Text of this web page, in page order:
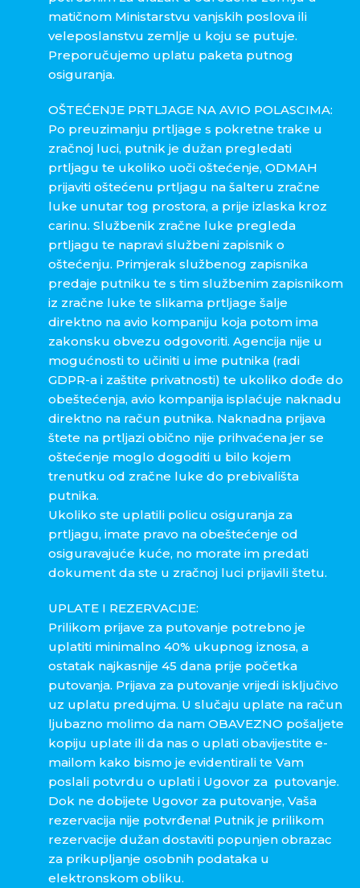
matičnom Ministarstvu vanjskih poslova ili
veleposlanstvu zemlje u koju se putuje.
Preporučujemo uplatu paketa putnog
osiguranja.
OŠTEĆENJE PRTLJAGE NA AVIO POLASCIMA:
Po preuzimanju prtljage s pokretne trake u
zračnoj luci, putnik je dužan pregledati
prtljagu te ukoliko uoči oštećenje, ODMAH
prijaviti oštećenu prtljagu na šalteru zračne
luke unutar tog prostora, a prije izlaska kroz
carinu. Službenik zračne luke pregleda
prtljagu te napravi službeni zapisnik o
oštećenju. Primjerak službenog zapisnika
predaje putniku te s tim službenim zapisnikom
iz zračne luke te slikama prtljage šalje
direktno na avio kompaniju koja potom ima
zakonsku obvezu odgovoriti. Agencija nije u
mogućnosti to učiniti u ime putnika (radi
GDPR-a i zaštite privatnosti) te ukoliko dođe do
obeštećenja, avio kompanija isplaćuje naknadu
direktno na račun putnika. Naknadna prijava
štete na prtljazi obično nije prihvaćena jer se
oštećenje moglo dogoditi u bilo kojem
trenutku od zračne luke do prebivališta
putnika.
Ukoliko ste uplatili policu osiguranja za
prtljagu, imate pravo na obeštećenje od
osiguravajuće kuće, no morate im predati
dokument da ste u zračnoj luci prijavili štetu.
UPLATE I REZERVACIJE:
Prilikom prijave za putovanje potrebno je
uplatiti minimalno 40% ukupnog iznosa, a
ostatak najkasnije 45 dana prije početka
putovanja. Prijava za putovanje vrijedi isključivo
uz uplatu predujma. U slučaju uplate na račun
ljubazno molimo da nam OBAVEZNO pošaljete
kopiju uplate ili da nas o uplati obavijestite e-
mailom kako bismo je evidentirali te Vam
poslali potvrdu o uplati i Ugovor za putovanje.
Dok ne dobijete Ugovor za putovanje, Vaša
rezervacija nije potvrđena! Putnik je prilikom
rezervacije dužan dostaviti popunjen obrazac
za prikupljanje osobnih podataka u
elektronskom obliku.